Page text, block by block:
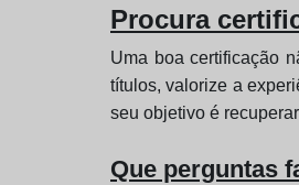
Procura
Uma boa certificação
títulos, valorize a
seu objetivo é
Que perguntas